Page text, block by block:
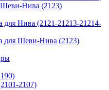
Нива (2123)
для Нива (2121-21213-21214-
для Шеви-Нива (2123)
2107)